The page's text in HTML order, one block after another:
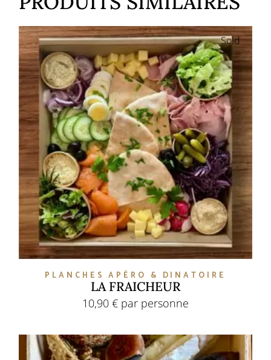
Sold
PLANCHES APÉRO & DINATOIRE
LA FRAICHEUR
10,90 €par personne